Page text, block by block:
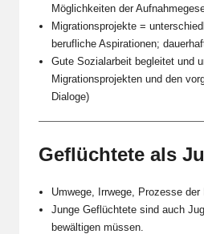
Möglichkeiten der
Migrationsprojekte =
berufliche Aspirationen;
Gute Sozialarbeit begleitet und
Migrationsprojekten und den
Dialoge)
Geflüchtete als
Umwege, Irrwege, Prozesse
Junge Geflüchtete sind auch
bewältigen müssen.